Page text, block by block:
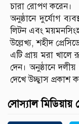
চারা রোপণ করেন।
অনুষ্ঠানে দুর্যোগ
লিটন এবং
উল্লেখ্য, শহীদ
এটি প্রায় মরা খালে
দেন। অনুষ্ঠানে দলীয়
দেখে উচ্ছ্বাস
সোস্যাল